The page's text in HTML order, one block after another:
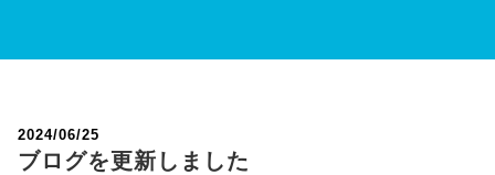
2024/06/25
ブログを更新しました